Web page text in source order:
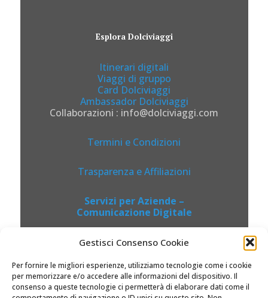
Gestisci Consenso Cookie
Per fornire le migliori esperienze, utilizziamo tecnologie come i cookie
per memorizzare e/o accedere alle informazioni del dispositivo. Il
consenso a queste tecnologie ci permetterà di elaborare dati come il
Esplora Dolciviaggi
Itinerari digitali
Viaggi di gruppo
Card Dolciviaggi
Ambassador Dolciviaggi
Collaborazioni : info@dolciviaggi.com
Termini e Condizioni
Trasparenza e Affiliazioni
Servizi per Aziende –
Comunicazione Digitale